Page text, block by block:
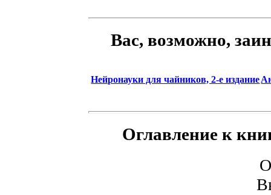
Вас, возможно,
Нейронауки для чайников, 2-е издание
Оглавление к